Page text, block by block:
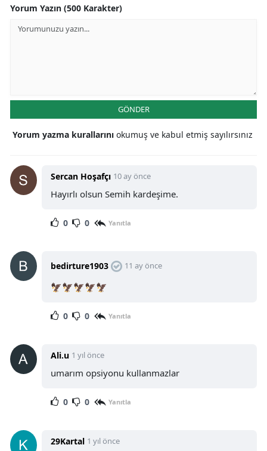
Yorum Yazın (500 Karakter)
GÖNDER
Yorum yazma kurallarını okumuş ve kabul etmiş sayılırsınız
Sercan Hoşafçı 10 ay önce
Hayırlı olsun Semih kardeşime.
0 0 Yanıtla
bedirture1903 11 ay önce
🦅🦅🦅🦅🦅
0 0 Yanıtla
Ali.u 1 yıl önce
umarım opsiyonu kullanmazlar
0 0 Yanıtla
29Kartal 1 yıl önce